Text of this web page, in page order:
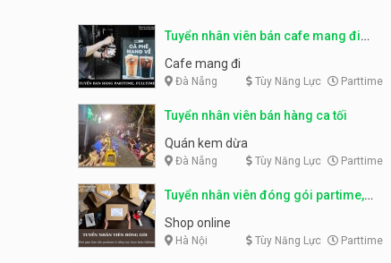
Tuyển nhân viên bán cafe mang đi
parttime, fulltime
Cafe mang đi
Đà Nẵng Tùy Năng Lực Parttime
Tuyển nhân viên bán hàng ca tối
Quán kem dừa
Đà Nẵng Tùy Năng Lực Parttime
Tuyển nhân viên đóng gói partime,
fulltime
Shop online
Hà Nội Tùy Năng Lực Parttime